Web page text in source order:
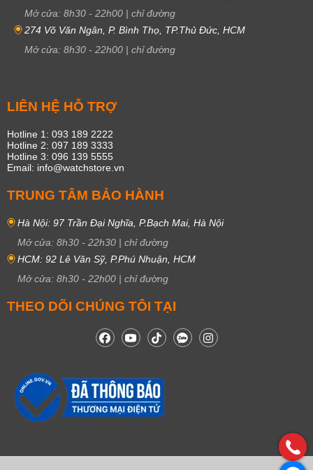
Mở cửa: 8h30 - 22h00 | chỉ đường
274 Võ Văn Ngân, P. Bình Thọ, TP.Thủ Đức, HCM
Mở cửa: 8h30 - 22h00 | chỉ đường
LIÊN HỆ HỖ TRỢ
Hotline 1: 093 189 2222
Hotline 2: 097 189 3333
Hotline 3: 096 139 5555
Email: info@watchstore.vn
TRUNG TÂM BẢO HÀNH
Hà Nội: 97 Trần Đại Nghĩa, P.Bạch Mai, Hà Nội
Mở cửa: 8h30 - 22h30 | chỉ đường
HCM: 92 Lê Văn Sỹ, P.Phú Nhuận, HCM
Mở cửa: 8h30 - 22h00 | chỉ đường
THEO DÕI CHÚNG TÔI TẠI